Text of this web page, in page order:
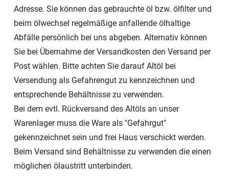
Adresse. Sie können das gebrauchte öl bzw. ölfilter und
beim ölwechsel regelmäßige anfallende ölhaltige
Abfälle persönlich bei uns abgeben. Alternativ können
Sie bei Übernahme der Versandkosten den Versand per
Post wählen. Bitte achten Sie darauf Altöl bei
Versendung als Gefahrengut zu kennzeichnen und
entsprechende Behältnisse zu verwenden.
Bei dem evtl. Rückversand des Altöls an unser
Warenlager muss die Ware als "Gefahrgut"
gekennzeichnet sein und frei Haus verschickt werden.
Beim Versand sind Behältnisse zu verwenden die einen
möglichen ölaustritt unterbinden.